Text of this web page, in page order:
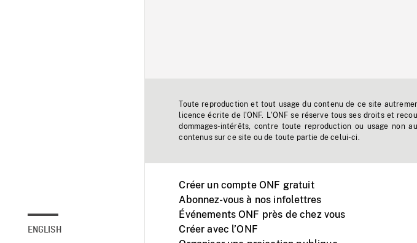
ENGLISH
Toute reproduction et tout usage du contenu de ce site
licence écrite de l'ONF. L'ONF se réserve tous ses droits et
dommages-intérêts, contre toute reproduction ou usage non
contenus sur ce site ou de toute partie de celui-ci.
Créer un compte ONF gratuit
Abonnez-vous à nos infolettres
Événements ONF près de chez vous
Créer avec l’ONF